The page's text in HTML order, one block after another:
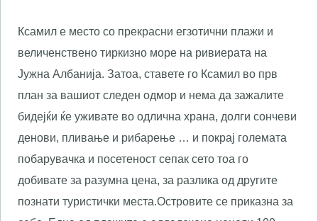
Ксaмил е место со прекрасни егзотични плажи и
величенствено тиркизно море на ривиерата на
Јужна Албанија. Затоа, ставете го Ксамил во прв
план за вашиот следен одмор и нема да зажалите
бидејќи ќе уживате во одлична храна, долги сончеви
денови, пливање и рибарење … и покрај големата
побарувачка и посетеност сепак сето тоа го
добивате за разумна цена, за разлика од другите
познати туристички места.Островите се приказна за